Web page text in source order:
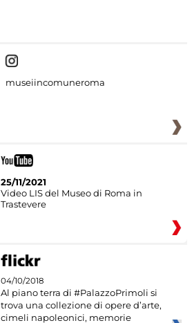
museiincomuneroma
25/11/2021
Video LIS del Museo di Roma in
Trastevere
04/10/2018
Al piano terra di #PalazzoPrimoli si
trova una collezione di opere d’arte,
cimeli napoleonici, memorie